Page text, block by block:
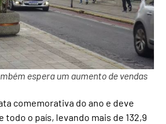
espera um aumento de vendas
comemorativa do ano e deve
todo o país, levando mais de 132,9